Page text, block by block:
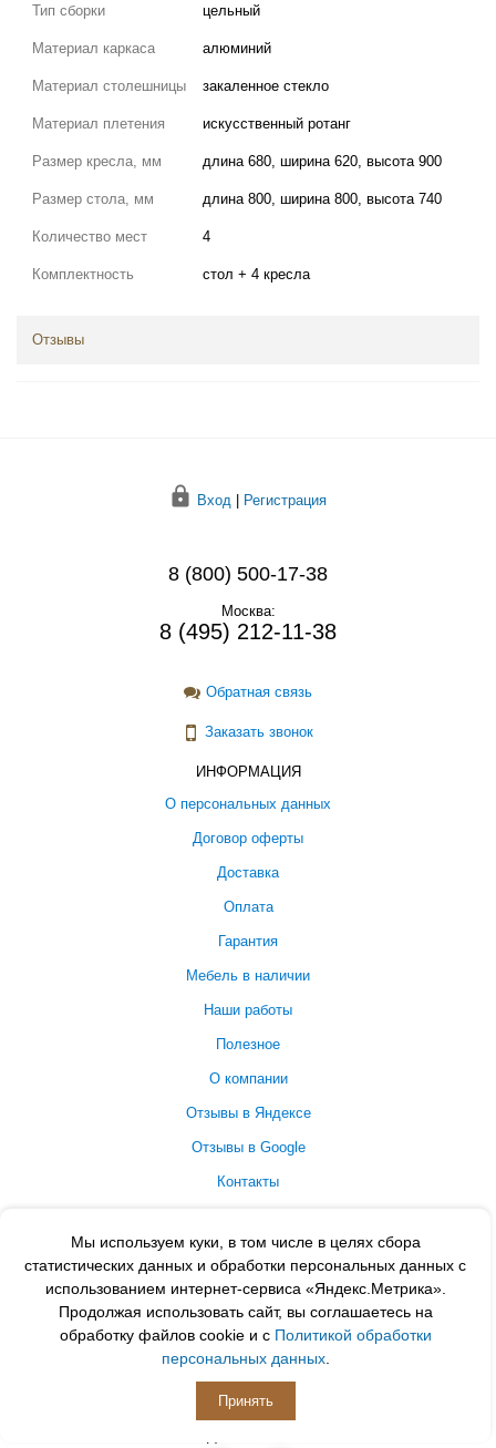
Тип сборки цельный
Материал каркаса алюминий
Материал столешницы закаленное стекло
Материал плетения искусственный ротанг
Размер кресла, мм длина 680, ширина 620, высота 900
Размер стола, мм длина 800, ширина 800, высота 740
Количество мест 4
Комплектность стол + 4 кресла
Отзывы
Мы используем куки, в том числе в целях сбора
статистических данных и обработки персональных данных с
использованием интернет-сервиса «Яндекс.Метрика».
Продолжая использовать сайт, вы соглашаетесь на
обработку файлов cookie и с Политикой обработки
персональных данных.
Принять
Вход Регистрация
8 (800) 500-17-38
Москва:
8 (495) 212-11-38
Обратная связь
Заказать звонок
ИНФОРМАЦИЯ
О персональных данных
Договор оферты
Доставка
Оплата
Гарантия
Мебель в наличии
Наши работы
Полезное
О компании
Отзывы в Яндексе
Отзывы в Google
Контакты